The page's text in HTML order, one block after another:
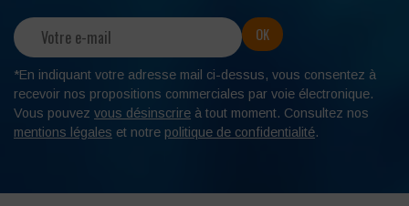
*En indiquant votre adresse mail ci-dessus, vous consentez à
recevoir nos propositions commerciales par voie électronique.
Vous pouvez vous désinscrire à tout moment. Consultez nos
mentions légales et notre politique de confidentialité.